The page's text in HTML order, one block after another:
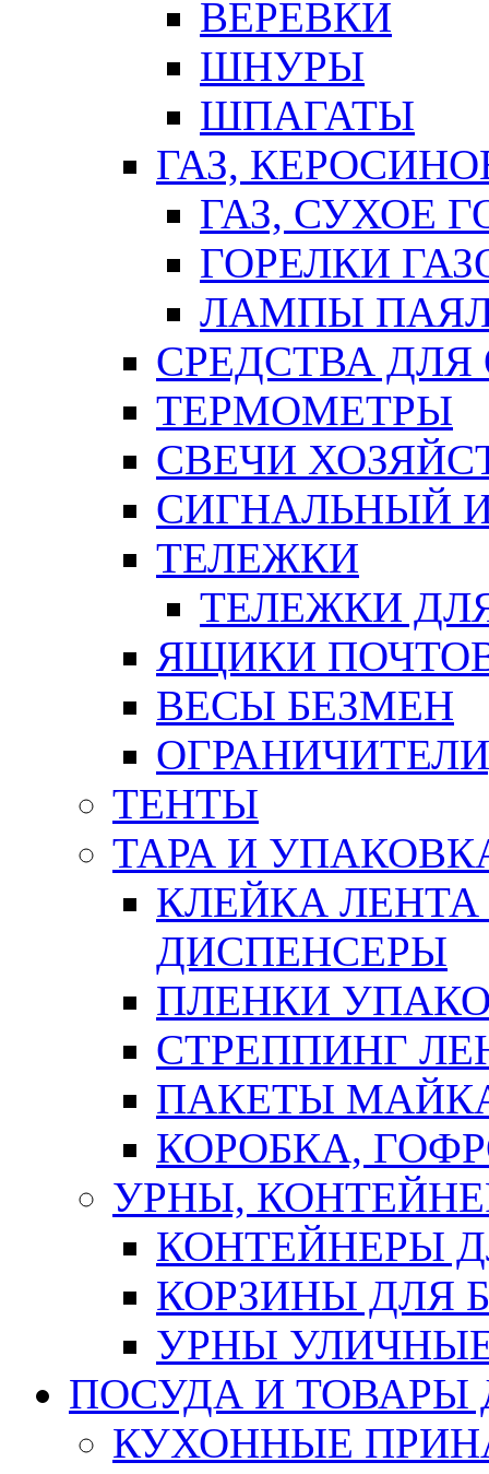
ВЕРЕВКИ
ШНУРЫ
ШПАГАТЫ
ГАЗ,
ГАЗ, СУХОЕ
ГОРЕЛКИ
ЛАМПЫ
СРЕДСТВА
ТЕРМОМЕТРЫ
СВЕЧИ
СИГНАЛЬНЫЙ
ТЕЛЕЖКИ
ТЕЛЕЖКИ
ЯЩИКИ
ВЕСЫ БЕЗМЕН
ТЕНТЫ
ТАРА И
КЛЕЙКА
ДИСПЕНСЕРЫ
ПЛЕНКИ
СТРЕППИНГ
ПАКЕТЫ
КОРОБКА,
УРНЫ,
КОНТЕЙНЕРЫ
КОРЗИНЫ ДЛЯ
УРНЫ
ПОСУДА И ТОВАРЫ
КУХОННЫЕ